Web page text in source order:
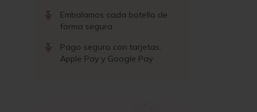
Embalamos cada botella de
forma segura
Pago seguro con tarjetas,
Apple Pay y Google Pay